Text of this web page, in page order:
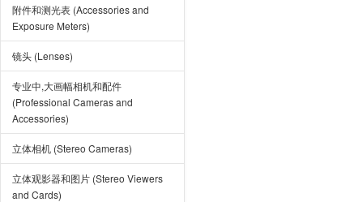
附件和测光表 (Accessories and
Exposure Meters)
镜头 (Lenses)
专业中,大画幅相机和配件
(Professional Cameras and
Accessories)
立体相机 (Stereo Cameras)
立体观影器和图片 (Stereo Viewers
and Cards)